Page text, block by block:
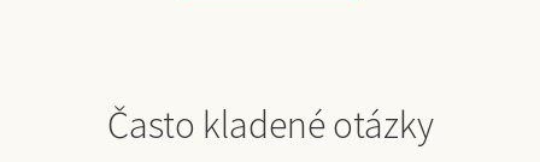
Často kladené otázky